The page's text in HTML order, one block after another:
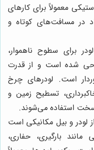
معمولاً برای کارهای
در مسافت‌های کوتاه و
برای سطوح ناهموار،
شده است و از قدرت
است. لودرهای چرخ
تسطیح زمین و
سخت استفاده می‌شوند.
لودر و بیل مکانیکی است
بارگیری، حفاری،